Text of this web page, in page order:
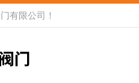
有限公司 ！